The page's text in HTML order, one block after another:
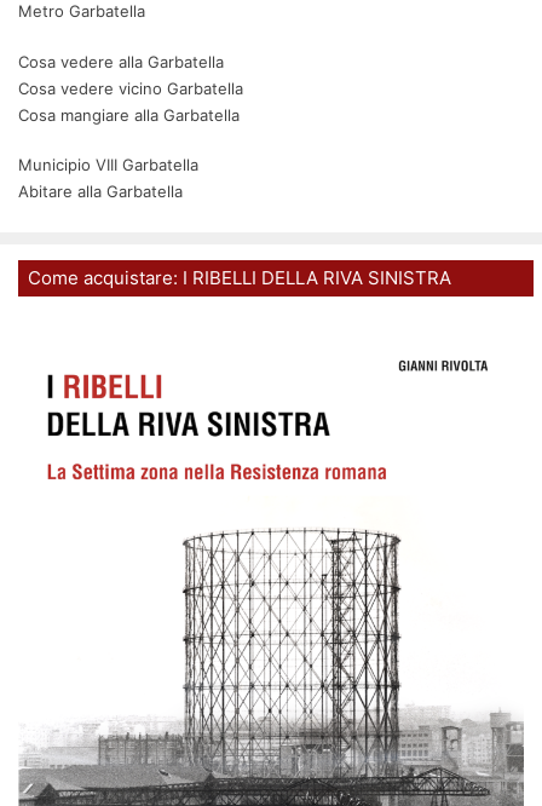
Metro Garbatella
Cosa vedere alla Garbatella
Cosa vedere vicino Garbatella
Cosa mangiare alla Garbatella
Municipio VIII Garbatella
Abitare alla Garbatella
Come acquistare: I RIBELLI DELLA RIVA SINISTRA